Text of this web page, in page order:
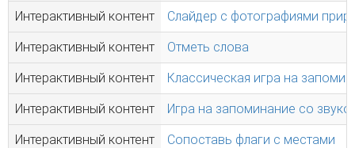
Интерактивный контент Слайдер с фотографиями
Интерактивный контент Отметь слова
Интерактивный контент Классическая игра на
Интерактивный контент Игра на запоминание со
Интерактивный контент Сопоставь флаги с местами